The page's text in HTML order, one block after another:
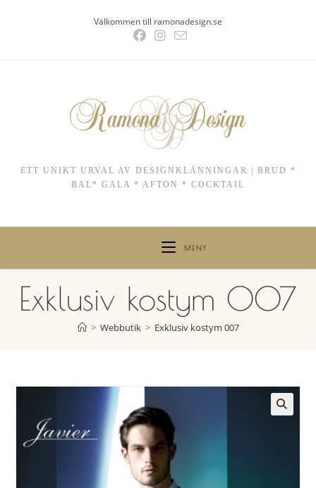
Välkommen till ramonadesign.se
ETT UNIKT URVAL AV DESIGNKLÄNNINGAR | BRUD *
BAL* GALA * AFTON * COCKTAIL
MENY
Exklusiv kostym 007
> Webbutik > Exklusiv kostym 007